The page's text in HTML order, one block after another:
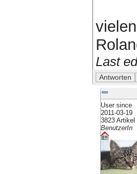
Last
User since
2011-03-19
3823 Artikel
BenutzerIn